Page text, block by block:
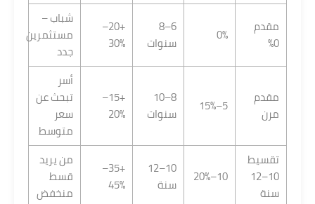
مقدم
0%
0%
6–8
سنوات
+20–
30%
شباب –
مستثمرين
جدد
مقدم
مرن
5–15%
8–10
سنوات
+15–
20%
أسر
تبحث عن
سعر
متوسط
تقسيط
10–12
سنة
10–20%
10–12
سنة
+35–
45%
من يريد
قسط
منخفض